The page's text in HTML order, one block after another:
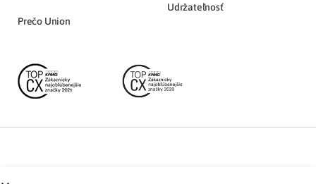
Prečo Union
Udržateľnosť